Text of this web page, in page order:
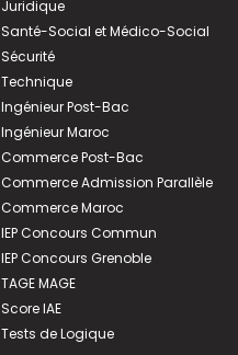
Juridique
Santé-Social et Médico-Social
Sécurité
Technique
Ingénieur Post-Bac
Ingénieur Maroc
Commerce Post-Bac
Commerce Admission Parallèle
Commerce Maroc
IEP Concours Commun
IEP Concours Grenoble
TAGE MAGE
Score IAE
Tests de Logique